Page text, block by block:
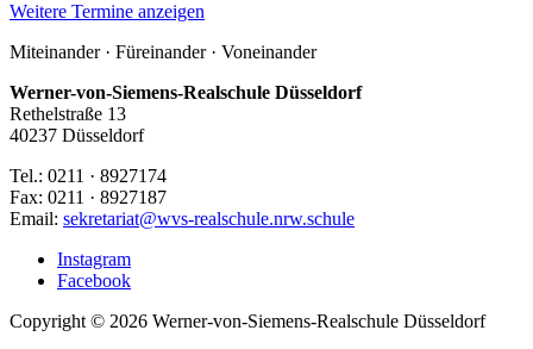
Weitere Termine anzeigen
Miteinander · Füreinander · Voneinander
Werner-von-Siemens-Realschule Düsseldorf
Rethelstraße 13
40237 Düsseldorf
Tel.: 0211 · 8927174
Fax: 0211 · 8927187
Email: sekretariat@wvs-realschule.nrw.schule
Instagram
Facebook
Copyright © 2026 Werner-von-Siemens-Realschule Düsseldorf